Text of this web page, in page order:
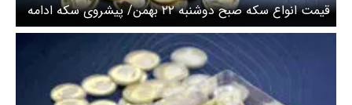
قیمت انواع سکه صبح دوشنبه ۲۲ بهمن/ پیشروی سکه ادامه
دارد